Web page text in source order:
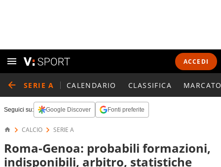
ACCEDI
SERIE A CALENDARIO CLASSIFICA
Seguici su: Google Discover Fonti preferite
CALCIO SERIE A
Roma-Genoa: probabili formazioni,
indisponibili, arbitro, statistiche